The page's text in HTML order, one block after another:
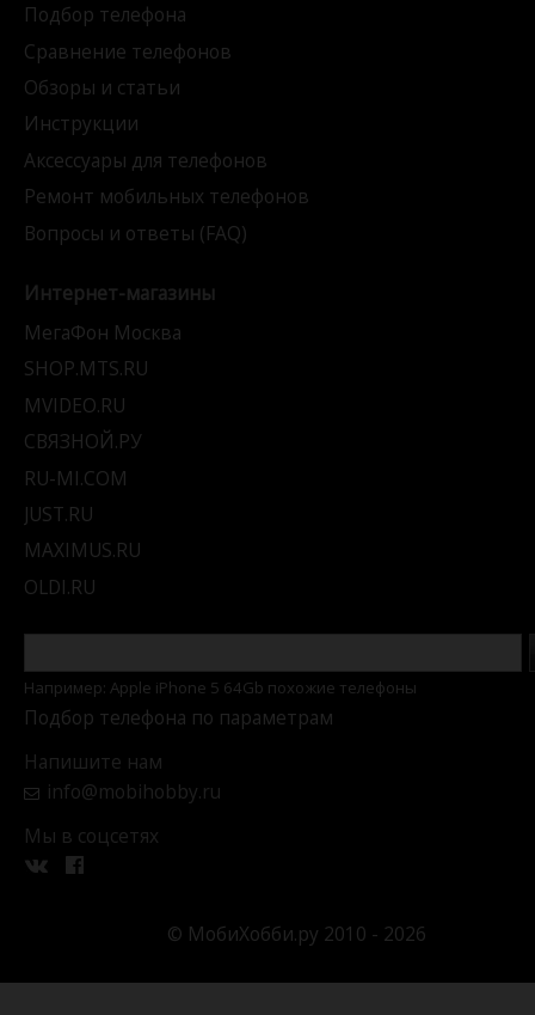
Подбор телефона
Сравнение телефонов
Обзоры и статьи
Инструкции
Аксессуары для телефонов
Ремонт мобильных телефонов
Вопросы и ответы (FAQ)
Интернет-магазины
МегаФон Москва
SHOP.MTS.RU
MVIDEO.RU
СВЯЗНОЙ.РУ
RU-MI.COM
JUST.RU
MAXIMUS.RU
OLDI.RU
Например: Apple iPhone 5 64Gb похожие телефоны
Подбор телефона по параметрам
Напишите нам
info@mobihobby.ru
Мы в соцсетях
© МобиХобби.ру 2010 - 2026